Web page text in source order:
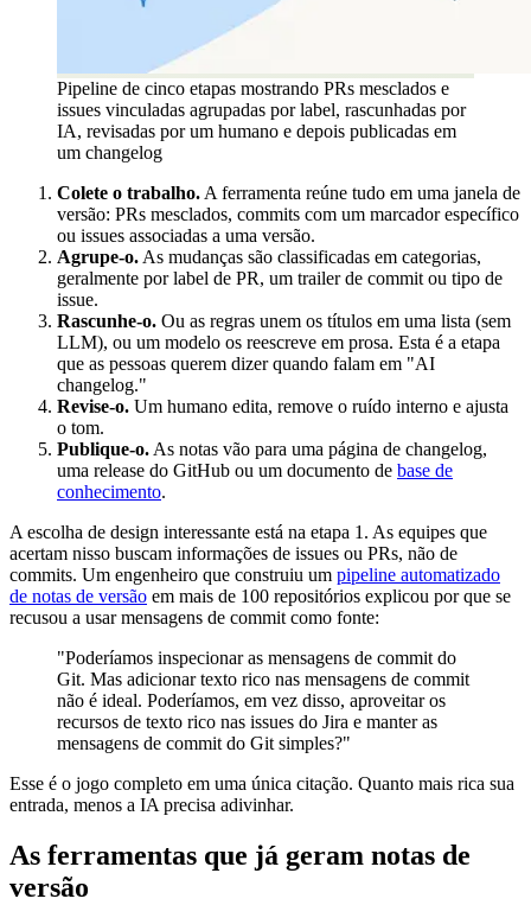
Pipeline de cinco etapas mostrando PRs mesclados e
issues vinculadas agrupadas por label, rascunhadas por
IA, revisadas por um humano e depois publicadas em
um changelog
Colete o trabalho.A ferramenta reúne tudo em uma janela de
versão: PRs mesclados, commits com um marcador específico
ou issues associadas a uma versão.
Agrupe-o.As mudanças são classificadas em categorias,
geralmente por label de PR, um trailer de commit ou tipo de
issue.
Rascunhe-o. Ou as regras unem os títulos em uma lista (sem
LLM), ou um modelo os reescreve em prosa. Esta é a etapa
que as pessoas querem dizer quando falam em "AI
changelog."
Revise-o. Um humano edita, remove o ruído interno e ajusta
o tom.
Publique-o.As notas vão para uma página de changelog,
uma release do GitHub ou um documento de base de
conhecimento.
A escolha de design interessante está na etapa 1. As equipes que
acertam nisso buscam informações de issues ou PRs, não de
commits. Um engenheiro que construiu um pipeline automatizado
de notas de versão em mais de 100 repositórios explicou por que se
recusou a usar mensagens de commit como fonte:
"Poderíamos inspecionar as mensagens de commit do
Git. Mas adicionar texto rico nas mensagens de commit
não é ideal. Poderíamos, em vez disso, aproveitar os
recursos de texto rico nas issues do Jira e manter as
mensagens de commit do Git simples?"
Esse é o jogo completo em uma única citação. Quanto mais rica sua
entrada, menos a IA precisa adivinhar.
As ferramentas que já geram notas de
versão